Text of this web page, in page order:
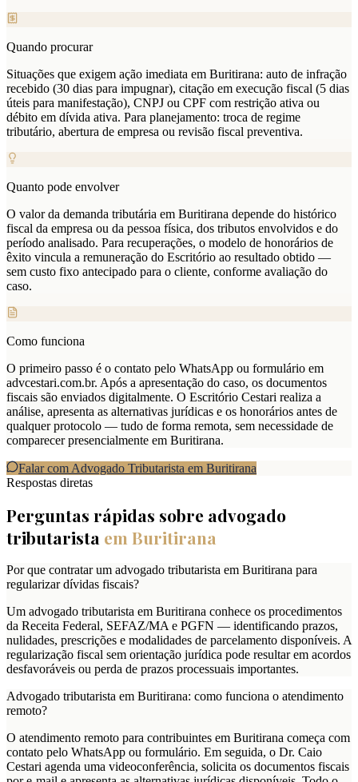
Quando procurar
Situações que exigem ação imediata em Buritirana: auto de infração
recebido (30 dias para impugnar), citação em execução fiscal (5 dias
úteis para manifestação), CNPJ ou CPF com restrição ativa ou
débito em dívida ativa. Para planejamento: troca de regime
tributário, abertura de empresa ou revisão fiscal preventiva.
Quanto pode envolver
O valor da demanda tributária em Buritirana depende do histórico
fiscal da empresa ou da pessoa física, dos tributos envolvidos e do
período analisado. Para recuperações, o modelo de honorários de
êxito vincula a remuneração do Escritório ao resultado obtido —
sem custo fixo antecipado para o cliente, conforme avaliação do
caso.
Como funciona
O primeiro passo é o contato pelo WhatsApp ou formulário em
advcestari.com.br. Após a apresentação do caso, os documentos
fiscais são enviados digitalmente. O Escritório Cestari realiza a
análise, apresenta as alternativas jurídicas e os honorários antes de
qualquer protocolo — tudo de forma remota, sem necessidade de
comparecer presencialmente em Buritirana.
Falar com Advogado Tributarista em Buritirana
Respostas diretas
Perguntas rápidas sobre advogado
tributarista em Buritirana
Por que contratar um advogado tributarista em Buritirana para
regularizar dívidas fiscais?
Um advogado tributarista em Buritirana conhece os procedimentos
da Receita Federal, SEFAZ/MA e PGFN — identificando prazos,
nulidades, prescrições e modalidades de parcelamento disponíveis. A
regularização fiscal sem orientação jurídica pode resultar em acordos
desfavoráveis ou perda de prazos processuais importantes.
Advogado tributarista em Buritirana: como funciona o atendimento
remoto?
O atendimento remoto para contribuintes em Buritirana começa com
contato pelo WhatsApp ou formulário. Em seguida, o Dr. Caio
Cestari agenda uma videoconferência, solicita os documentos fiscais